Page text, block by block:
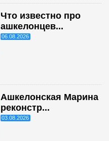
Что известно про
ашкелонцев...
06.08.2026
Ашкелонская Марина
реконстр...
03.08.2026